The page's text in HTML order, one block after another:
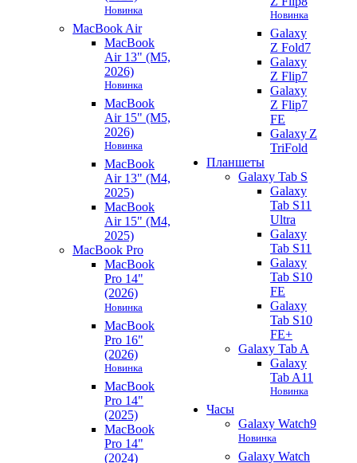
Новинка
MacBook Air
MacBook
Air 13" (M5,
2026)
Новинка
MacBook
Air 15" (M5,
2026)
Новинка
MacBook
Air 13" (M4,
2025)
MacBook
Air 15" (M4,
2025)
MacBook Pro
MacBook
Pro 14"
(2026)
Новинка
MacBook
Pro 16"
(2026)
Новинка
MacBook
Pro 14"
(2025)
MacBook
Pro 14"
(2024)
Новинка
Galaxy
Z Fold7
Galaxy
Z Flip7
Galaxy
Z Flip7
FE
Galaxy Z
TriFold
Планшеты
Galaxy Tab S
Galaxy
Tab S11
Ultra
Galaxy
Tab S11
Galaxy
Tab S10
FE
Galaxy
Tab S10
FE+
Galaxy Tab A
Galaxy
Tab A11
Новинка
Часы
Galaxy Watch9
Новинка
Galaxy Watch